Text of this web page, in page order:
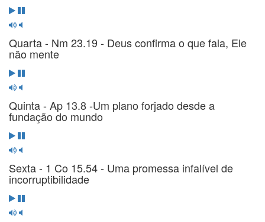
Quarta - Nm 23.19 - Deus confirma o que fala, Ele
não mente
Quinta - Ap 13.8 -Um plano forjado desde a
fundação do mundo
Sexta - 1 Co 15.54 - Uma promessa infalível de
incorruptibilidade